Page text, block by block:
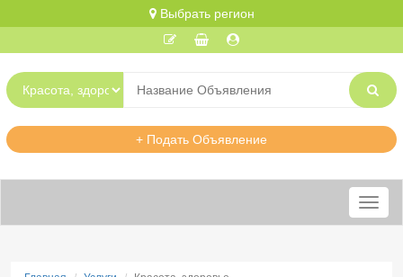
Выбрать регион
+ Подать Объявление
Меню